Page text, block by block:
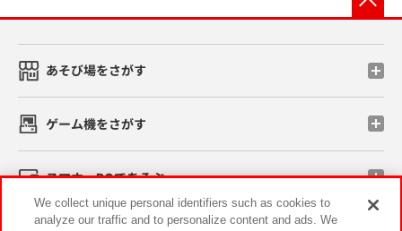
あそび場をさがす
ゲーム機をさがす
スマホ・PCであそぶ
We collect unique personal identifiers such as cookies to
analyze our traffic and to personalize content and ads. We